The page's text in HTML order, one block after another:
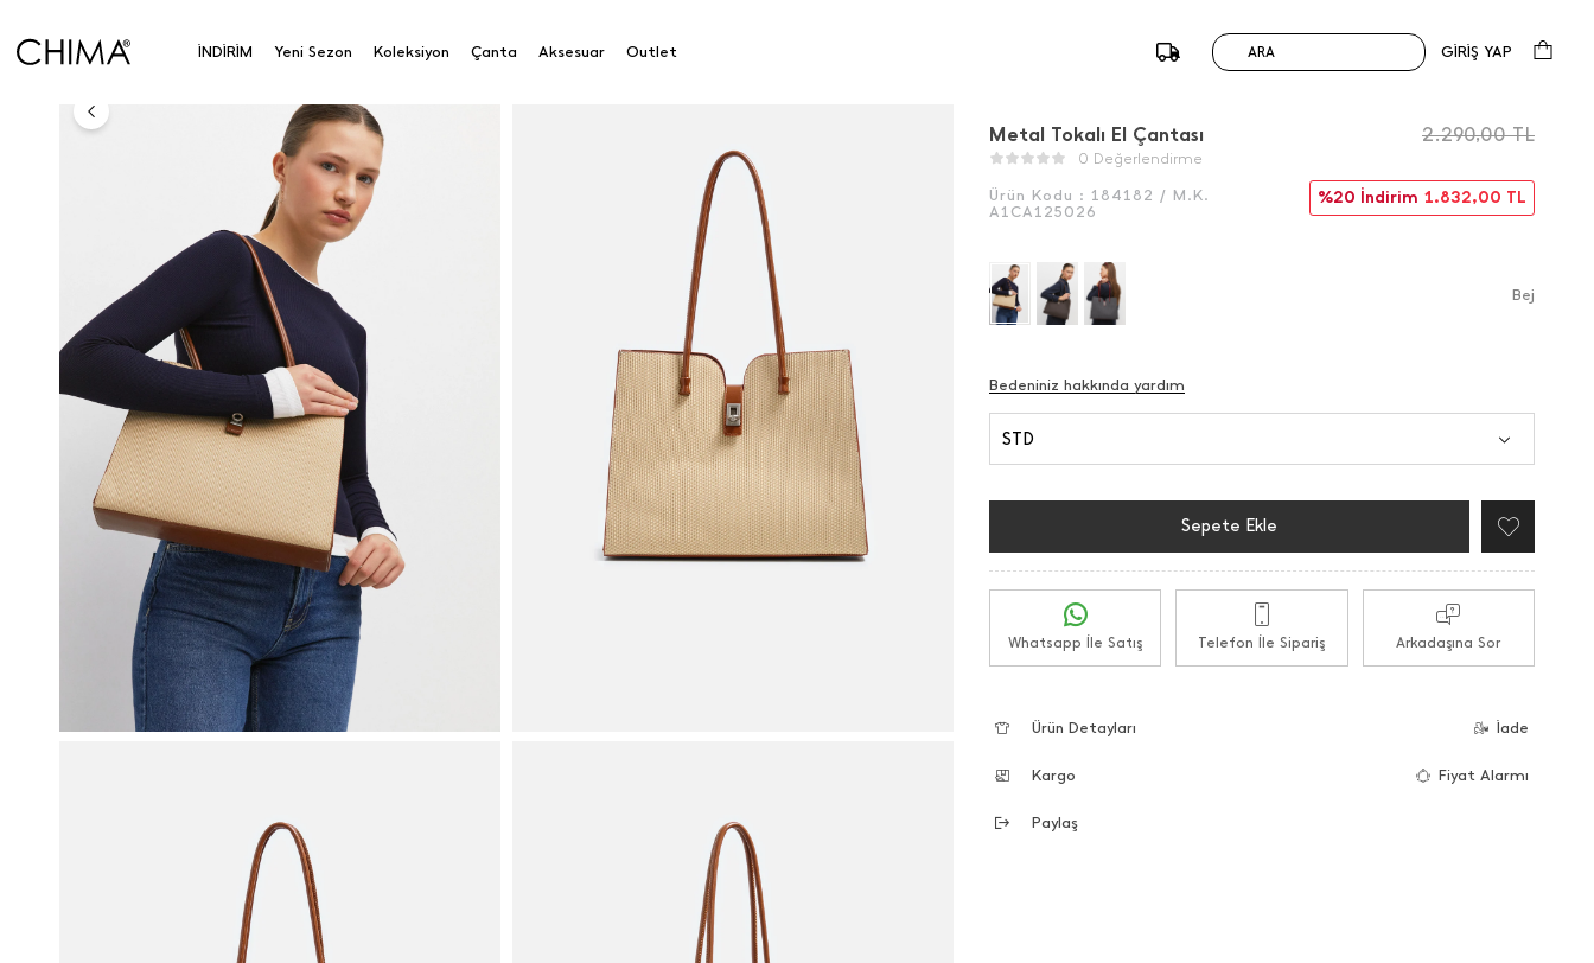
İNDİRİM Yeni Sezon Koleksiyon Çanta Aksesuar Outlet ARA GİRİŞ YAP
Anasayfa
Metal Tokalı El Çantası
0 Değerlendirme
Ürün Kodu : 184182 / M.K.
A1CA125026
2.290,00TL
%20 İndirim 1.832,00 TL
Bej
Bedeniniz hakkında yardım
STD
Sepete Ekle
Whatsapp İle Satış Telefon İle Sipariş Arkadaşına Sor
Ürün Detayları İade
Kargo Fiyat Alarmı
Paylaş